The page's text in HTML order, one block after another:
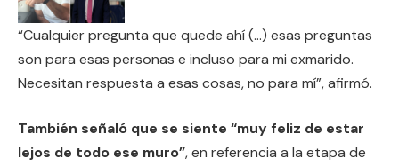
“Cualquier pregunta que quede ahí (…) esas preguntas
son para esas personas e incluso para mi exmarido.
Necesitan respuesta a esas cosas, no para mí”, afirmó.
También señaló que se siente “muy feliz de estar
lejos de todo ese muro”, en referencia a la etapa de